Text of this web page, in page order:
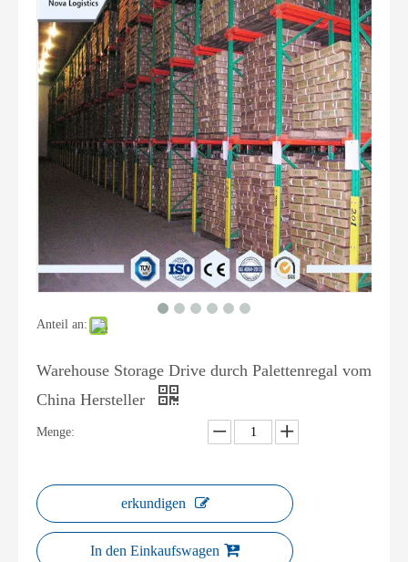
Anteil an:
Warehouse Storage Drive durch Palettenregal vom
China Hersteller
Menge:
erkundigen
In den Einkaufswagen